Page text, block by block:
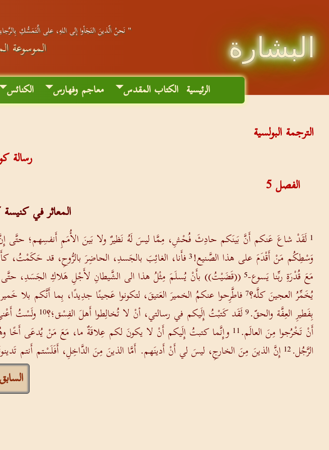
البشارة
" نَحنُ الّذينَ التَجَأوا إلى اللهِ، على الَّتَمَسُّكِ
الموسوعة
الرئيسية الكتاب المقدس معاجم وفهارس الكنائس
الترجمة البولسية
رسالة
الفصل5
المعاثر في
1 لَقَدْ شاعَ عَنكم أَنَّ بَينَكم حادِثَ فُحْشِ، مِمَّا ليسَ لَهُ نَظيرٌ ولا بَينَ الأُمَمِ أَنفسِهم؛ حتَّى إِنَّ
وَسْطِكُم مَنْ أَقْدَمَ على هذا الصَّنيع!3فأَنا، الغائِبَ بالجَسدِ، الحاضِرَ بالرُّوحِ، قد
مَعَ قُدْرَةِ ربِّنا يَسوع-5 ((قَضَيْتُ)) بأَنْ يُسلَمَ مِثْلُ هذا الى الشَّيطانِ لأَجْلِ هَلاكِ الجَسَدِ،
يُخَمِّرُ العجينَ كلَّه؟7 فاطَّرِحوا عنكمُ الخميرَ العَتيقَ، لتكونوا عَجينًا جدِيدًا، بِما أَنَّكم بلا
بِفَطيرِ العِفَّة والحقّ.9لَقَد كَتبْتُ إِلَيكم في رسالتي، أنْ لا تُخالِطوا أَهلَ الفِسْق؛؟10 ولَسْتُ
أَنْ تَخْرُجوا مِنَ العالَم.11 وإِنَّما كتبتُ إِلَيكم أَنْ لا يكونَ لكم عِلاقَةٌ ما، مَعَ مَنْ يُدعَى
الرَّجُل.12 إِنَّ الذينَ مِنَ الخارجِ، ليسَ لي أَنْ أَدينَهم. أَمَّا الذينَ مِنَ الدَّاخِلِ، أَفَلَسْتم أَنتم
السابق